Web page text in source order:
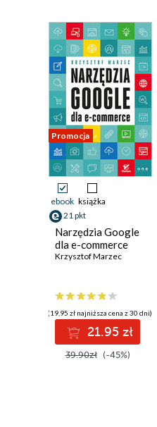
Promocja
ebook książka
21 pkt
Narzędzia Google
dla e-commerce
Krzysztof Marzec
(19,95 zł najniższa cena z 30 dni)
21.95 zł
39.90zł (-45%)